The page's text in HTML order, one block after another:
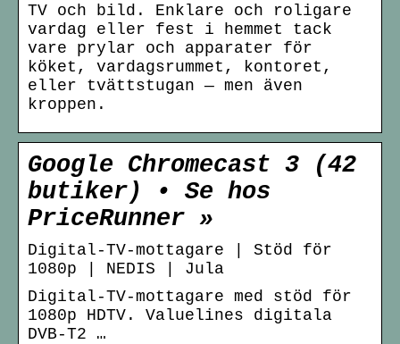
TV och bild. Enklare och roligare
vardag eller fest i hemmet tack
vare prylar och apparater för
köket, vardagsrummet, kontoret,
eller tvättstugan — men även
kroppen.
Google Chromecast 3 (42
butiker) • Se hos
PriceRunner »
Digital-TV-mottagare | Stöd för
1080p | NEDIS | Jula
Digital-TV-mottagare med stöd för
1080p HDTV. Valuelines digitala
DVB-T2 …